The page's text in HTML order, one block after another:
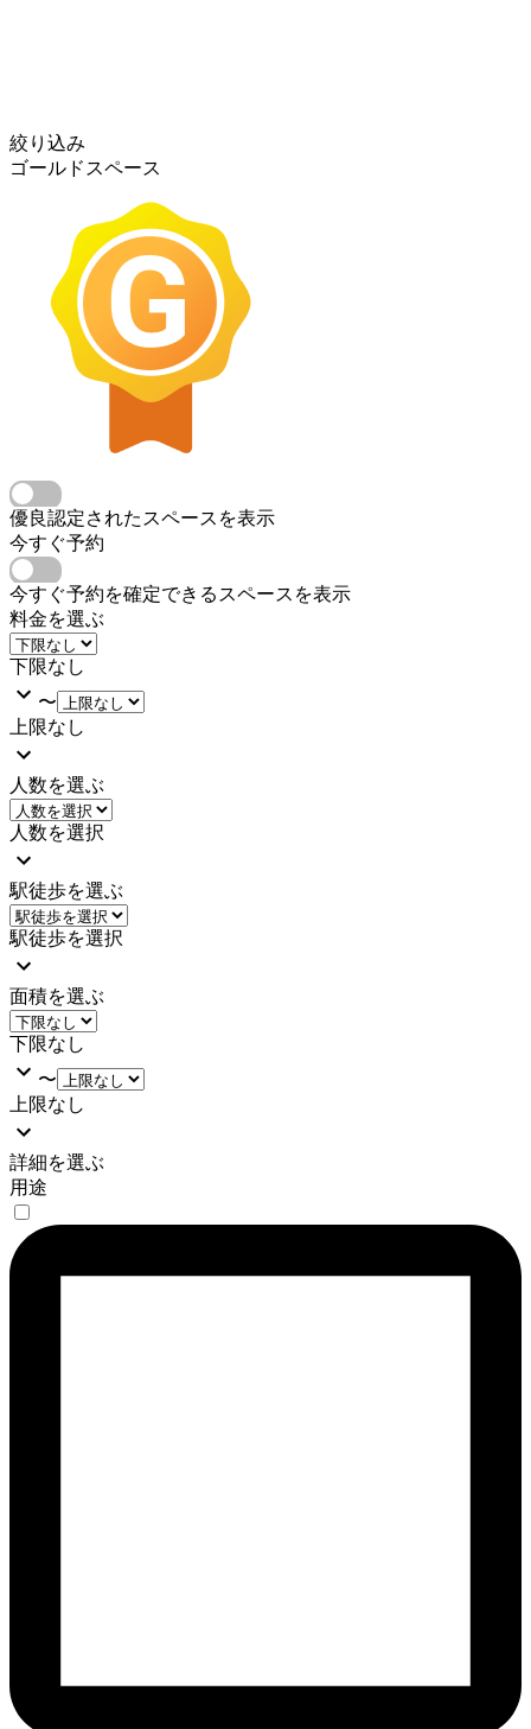
絞り込み
ゴールドスペース
優良認定されたスペースを表示
今すぐ予約
今すぐ予約を確定できるスペースを表示
料金を選ぶ
下限なし
〜
上限なし
人数を選ぶ
人数を選択
駅徒歩を選ぶ
駅徒歩を選択
面積を選ぶ
下限なし
〜
上限なし
詳細を選ぶ
用途